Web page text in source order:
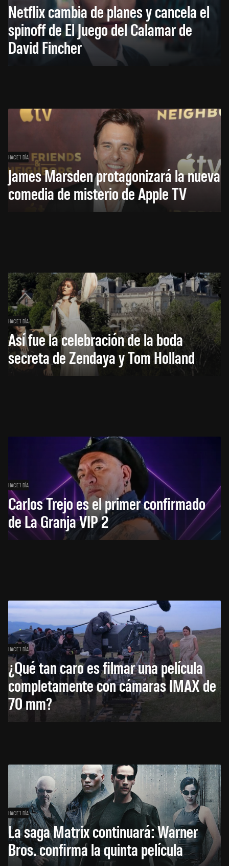
Netflix cambia de planes y cancela el
spinoff de El Juego del Calamar de
David Fincher
HACE 1 DÍA
James Marsden protagonizará la nueva
comedia de misterio de Apple TV
HACE 1 DÍA
Así fue la celebración de la boda
secreta de Zendaya y Tom Holland
HACE 1 DÍA
Carlos Trejo es el primer confirmado
de La Granja VIP 2
HACE 1 DÍA
¿Qué tan caro es filmar una película
completamente con cámaras IMAX de
70 mm?
HACE 1 DÍA
La saga Matrix continuará: Warner
Bros. confirma la quinta película